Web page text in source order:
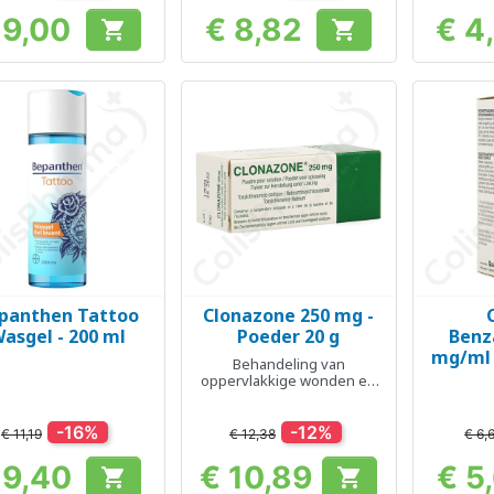
Prijs  Prijs
€ 8,82  €
Snel bekijken
Tattoo
- 200 ml
€ 11,19 -16%
Prijs 
Snel bekijken
Clonazone 250 mg -
Poeder 20 g
Behandeling van
oppervlakkige wonden en
€ 12,38 -12%
Prijs
€ 10,89 
mg/ml
€
€